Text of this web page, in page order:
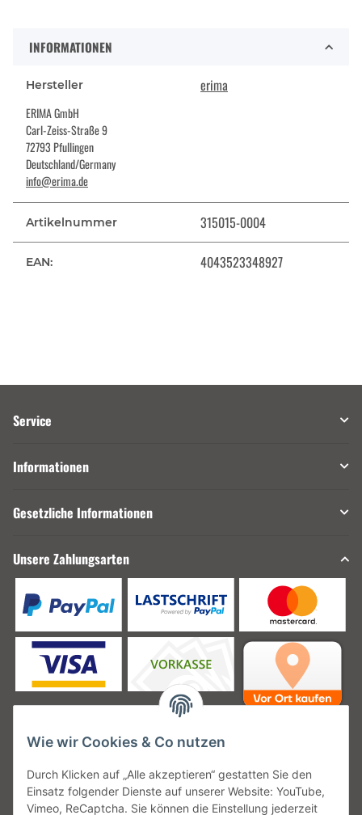
INFORMATIONEN
Hersteller erima
ERIMA GmbH
Carl-Zeiss-Straße 9
72793 Pfullingen
Deutschland/Germany
info@erima.de
Artikelnummer 315015-0004
EAN: 4043523348927
Service
Informationen
Gesetzliche Informationen
Unsere Zahlungsarten
Unsere Versanddienstleister
Wie wir Cookies & Co nutzen
Durch Klicken auf „Alle akzeptieren“ gestatten Sie den
Einsatz folgender Dienste auf unserer Website: YouTube,
Vimeo, ReCaptcha. Sie können die Einstellung jederzeit